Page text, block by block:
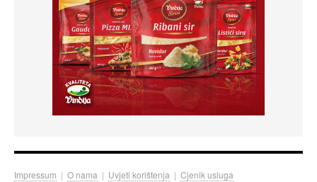
Impressum | O nama | Uvjeti korištenja | Cjenik usluga